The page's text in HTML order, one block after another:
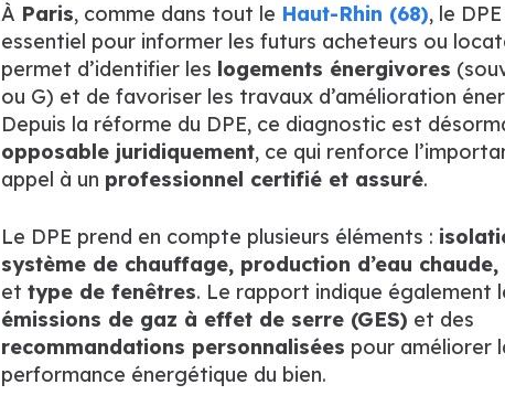
À Paris, comme dans tout le Haut-Rhin (68), le
essentiel pour informer les futurs acheteurs ou
permet d’identifier les logements énergivores
ou G) et de favoriser les travaux d’amélioration
Depuis la réforme du DPE, ce diagnostic est
opposable juridiquement, ce qui renforce
appel à un professionnel certifié et assuré.
Le DPE prend en compte plusieurs éléments :
système de chauffage, production d’eau
et type de fenêtres. Le rapport indique également
émissions de gaz à effet de serre (GES) et des
recommandations personnalisées pour améliorer
performance énergétique du bien.